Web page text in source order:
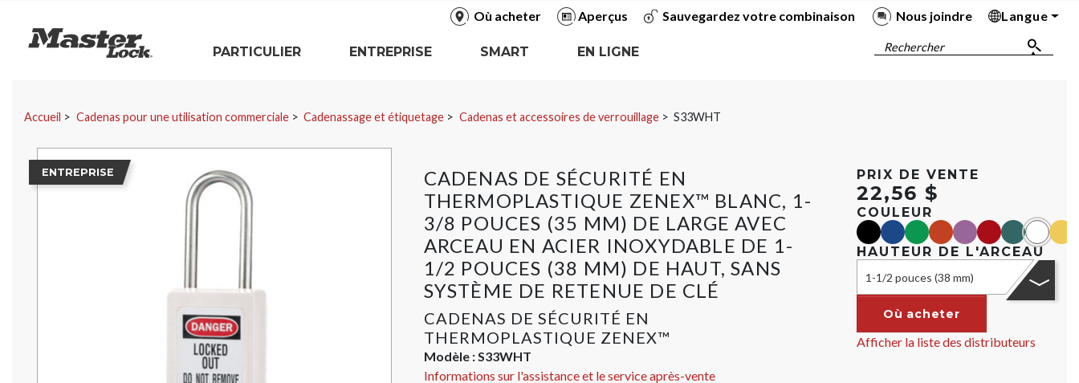
Où acheter Aperçus Sauvegardez votre combinaison Nous joindre
Langue
Master Lock
Rechercher
PARTICULIER
ENTREPRISE
SMART
EN LIGNE
Accueil Cadenas pour une utilisation commerciale Cadenassage et étiquetage Cadenas et accessoires de verrouillage S33WHT
CADENAS DE SÉCURITÉ EN
THERMOPLASTIQUE ZENEX™ BLANC, 1-
3/8 POUCES (35 MM) DE LARGE AVEC
ARCEAU EN ACIER INOXYDABLE DE 1-
1/2 POUCES (38 MM) DE HAUT, SANS
SYSTÈME DE RETENUE DE CLÉ
CADENAS DE SÉCURITÉ EN
THERMOPLASTIQUE ZENEX™
Modèle :S33WHT
Informations sur l'assistance et le service après-vente
ENTREPRISE PRIX DE VENTE
22,56 $
COULEUR
blackbluegreenorangepurplered teal Blanc
HAUTEUR DE L'ARCEAU
1-1/2 pouces (38 mm)
Où acheter
Afficher la liste des distributeurs